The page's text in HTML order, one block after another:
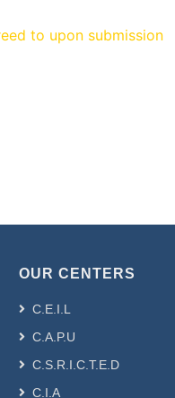
to upon submission
OUR CENTERS
C.E.I.L
C.A.P.U
C.S.R.I.C.T.E.D
C.I.A